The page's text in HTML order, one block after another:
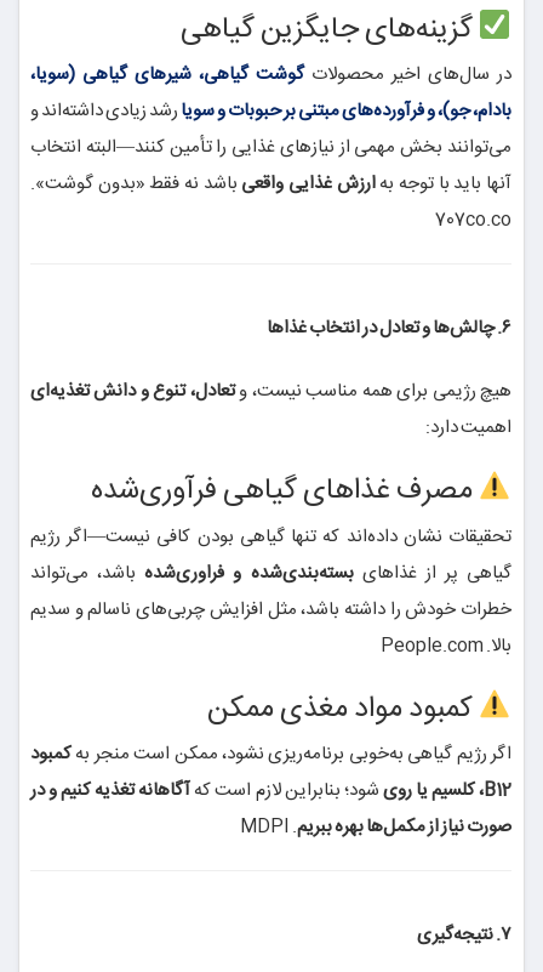
گزینه‌های جایگزین گیاهی
در سال‌های اخیر محصولاتگوشت گیاهی، شیرهای گیاهی (سویا،
بادام، جو)، و فرآورده‌های مبتنی بر حبوبات و سویارشد زیادی داشته‌اند و
می‌توانند بخش مهمی از نیازهای غذایی را تأمین کنند—البته انتخاب
آنها باید با توجه بهارزش غذایی واقعی باشد نه فقط «بدون گوشت».
707co.co
۶. چالش‌ها و تعادل در انتخاب غذاها
هیچ رژیمی برای همه مناسب نیست، وتعادل، تنوع و دانش تغذیه‌ای
اهمیت دارد:
مصرف غذاهای گیاهی فرآوری‌شده
تحقیقات نشان داده‌اند که تنها گیاهی بودن کافی نیست—اگر رژیم
گیاهی پر از غذاهایبسته‌بندی‌شده و فراوری‌شدهباشد، می‌تواند
خطرات خودش را داشته باشد، مثل افزایش چربی‌های ناسالم و سدیم
بالا.People.com
کمبود مواد مغذی ممکن
اگر رژیم گیاهی به‌خوبی برنامه‌ریزی نشود، ممکن است منجر بهکمبود
B12، کلسیم یا روی
شود؛ بنابراین لازم است کهآگاهانه تغذیه کنیم و در
صورت نیاز از مکمل‌ها بهره ببریم.
MDPI
۷. نتیجه‌گیری